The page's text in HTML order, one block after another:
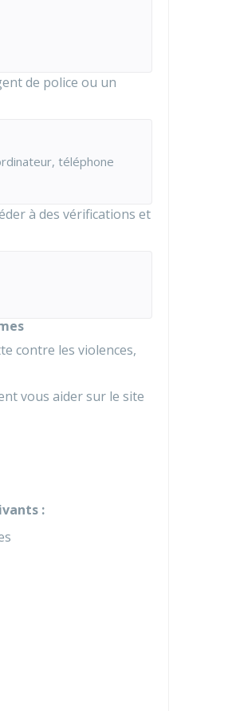
de police ou un
téléphone
à des vérifications et
contre les violences,
vous aider sur le site
: